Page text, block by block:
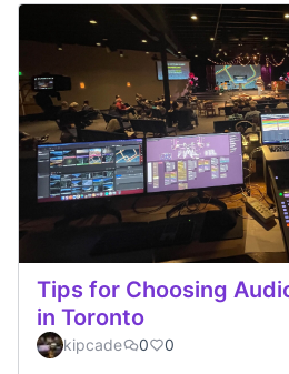
Tips for Choosing
in Toronto
kipcade 0 0